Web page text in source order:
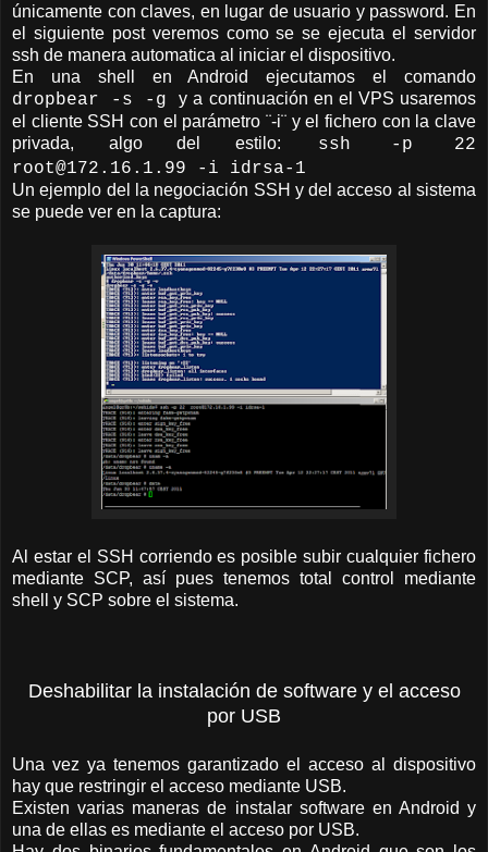
únicamente con claves, en lugar de usuario y password. En
el siguiente post veremos como se se ejecuta el servidor
ssh de manera automatica al iniciar el dispositivo.
En una shell en Android ejecutamos el comando
dropbear -s -gy a continuación en el VPS usaremos
el cliente SSH con el parámetro ¨-i¨ y el fichero con la clave
privada, algo del estilo:
ssh -p 22
root@172.16.1.99 -i idrsa-1
Un ejemplo del la negociación SSH y del acceso al sistema
se puede ver en la captura:
Al estar el SSH corriendo es posible subir cualquier fichero
mediante SCP, así pues tenemos total control mediante
shell y SCP sobre el sistema.
Deshabilitar la instalación de software y el acceso
por USB
Una vez ya tenemos garantizado el acceso al dispositivo
hay que restringir el acceso mediante USB.
Existen varias maneras de instalar software en Android y
una de ellas es mediante el acceso por USB.